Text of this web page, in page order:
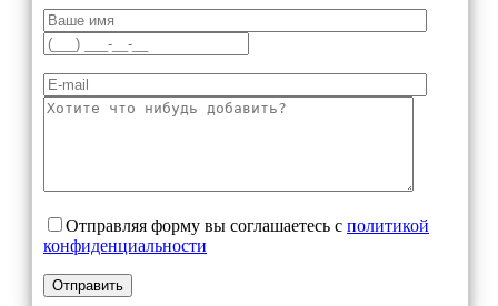
Отправляя форму вы соглашаетесь с политикой
конфиденциальности